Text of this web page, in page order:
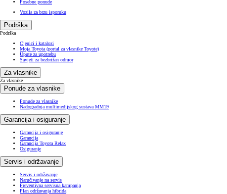
Posebne ponude
Vozila za brzu isporuku
Podrška
Podrška
Cjenici i katalozi
Moja Toyota (portal za vlasnike Toyote)
Upute za upotrebu
Savjeti za bezbrižan odmor
Za vlasnike
Za vlasnike
Ponude za vlasnike
Ponude za vlasnike
Nadogradnja multimedijskog sustava MM19
Garancija i osiguranje
Garancija i osiguranje
Garancija
Garancija Toyota Relax
Osiguranje
Servis i održavanje
Servis i održavanje
Naručivanje na servis
Preventivna servisna kampanja
Plan održavanja hibrida